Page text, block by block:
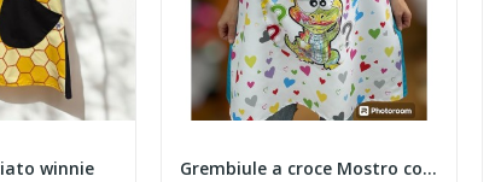
winnie Grembiule a croce Mostro confuso 2